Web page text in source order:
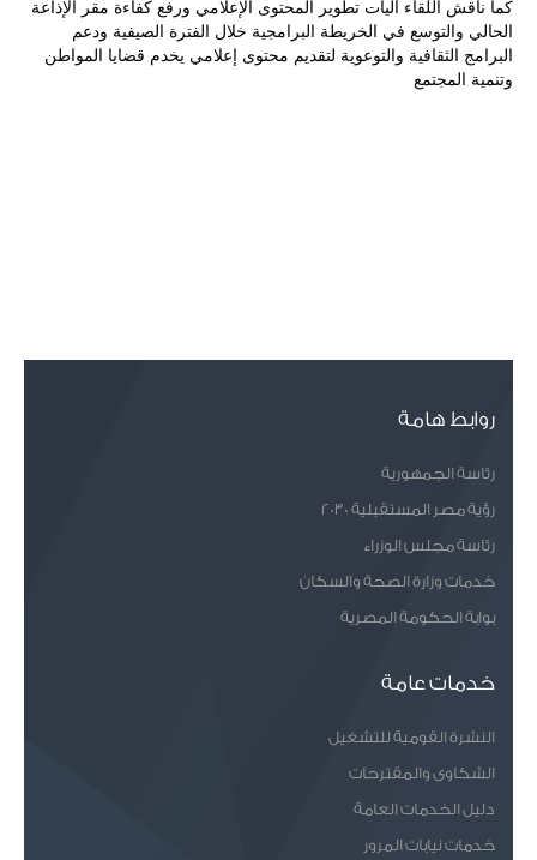
وتنمية المجتمع
روابط هامة
رئاسة الجمهورية
رؤية مصر المستقبلية 2030
رئاسة مجلس الوزراء
خدمات وزارة الصحة والسكان
بوابة الحكومة المصرية
خدمات عامة
النشرة القومية للتشغيل
الشكاوى والمقترحات
دليل الخدمات العامة
خدمات نيابات المرور